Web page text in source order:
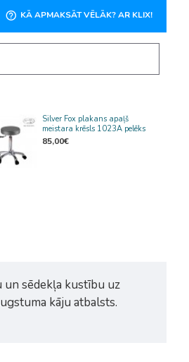
KĀ APMAKSĀT VĒLĀK? AR KLIX!
Silver Fox plakans apaļš
meistara krēsls 1023A pelēks
85,00€
un sēdekļa kustību uz
kāju atbalsts.